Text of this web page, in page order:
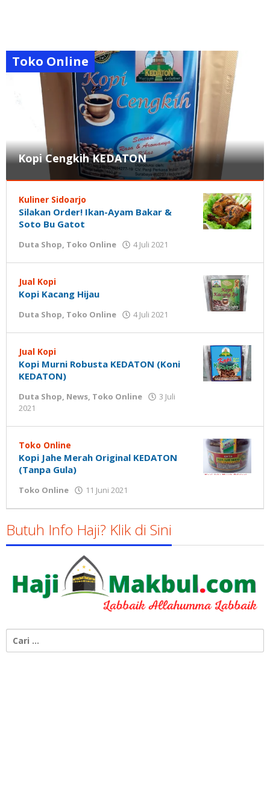
Kopi Cengkih KEDATON
Shop,
Toko
Online
oleh
Gatot
Susanto
Toko Online
Kuliner Sidoarjo
Silakan Order! Ikan-Ayam Bakar &
Soto Bu Gatot
Duta Shop, Toko Online 4 Juli 2021
Susanto
Jual Kopi
Kopi Kacang Hijau
Duta Shop, Toko Online 4 Juli 2021
Susanto
Jual Kopi
Kopi Murni Robusta KEDATON (Koni
KEDATON)
Duta Shop, News, Toko Online
3 Juli
2021
Susanto
Toko Online
Kopi Jahe Merah Original KEDATON
(Tanpa Gula)
Toko Online 11 Juni 2021
Susanto
Butuh Info Haji? Klik di Sini
untuk: